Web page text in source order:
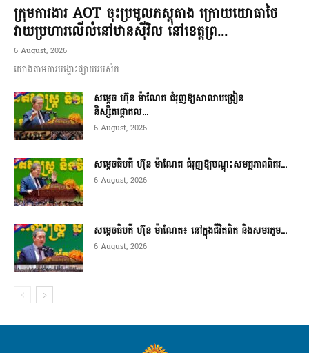
ក្រុមការងារ AOT ចុះប្រមូលភស្តុតាង ក្រោយយោធាថៃ
វាយប្រហារលើលំនៅឋានស៊ីវិល នៅខេត្តព្រ...
6 August, 2026
យោងតាមការបង្ហោះផ្សាយរបស់ក...
សម្តេច ហ៊ុន ម៉ាណែត ជំរុញឱ្យសាលាបង្រៀន
និស្សិតផ្តោតល...
6 August, 2026
សម្តេចធិបតី ហ៊ុន ម៉ាណែត ជំរុញឱ្យបណ្តុះសមត្ថភាពពិតរ...
6 August, 2026
សម្តេចធិបតី ហ៊ុន ម៉ាណែត៖ នៅក្នុងជីវិតពិត និងសមរភូម...
6 August, 2026